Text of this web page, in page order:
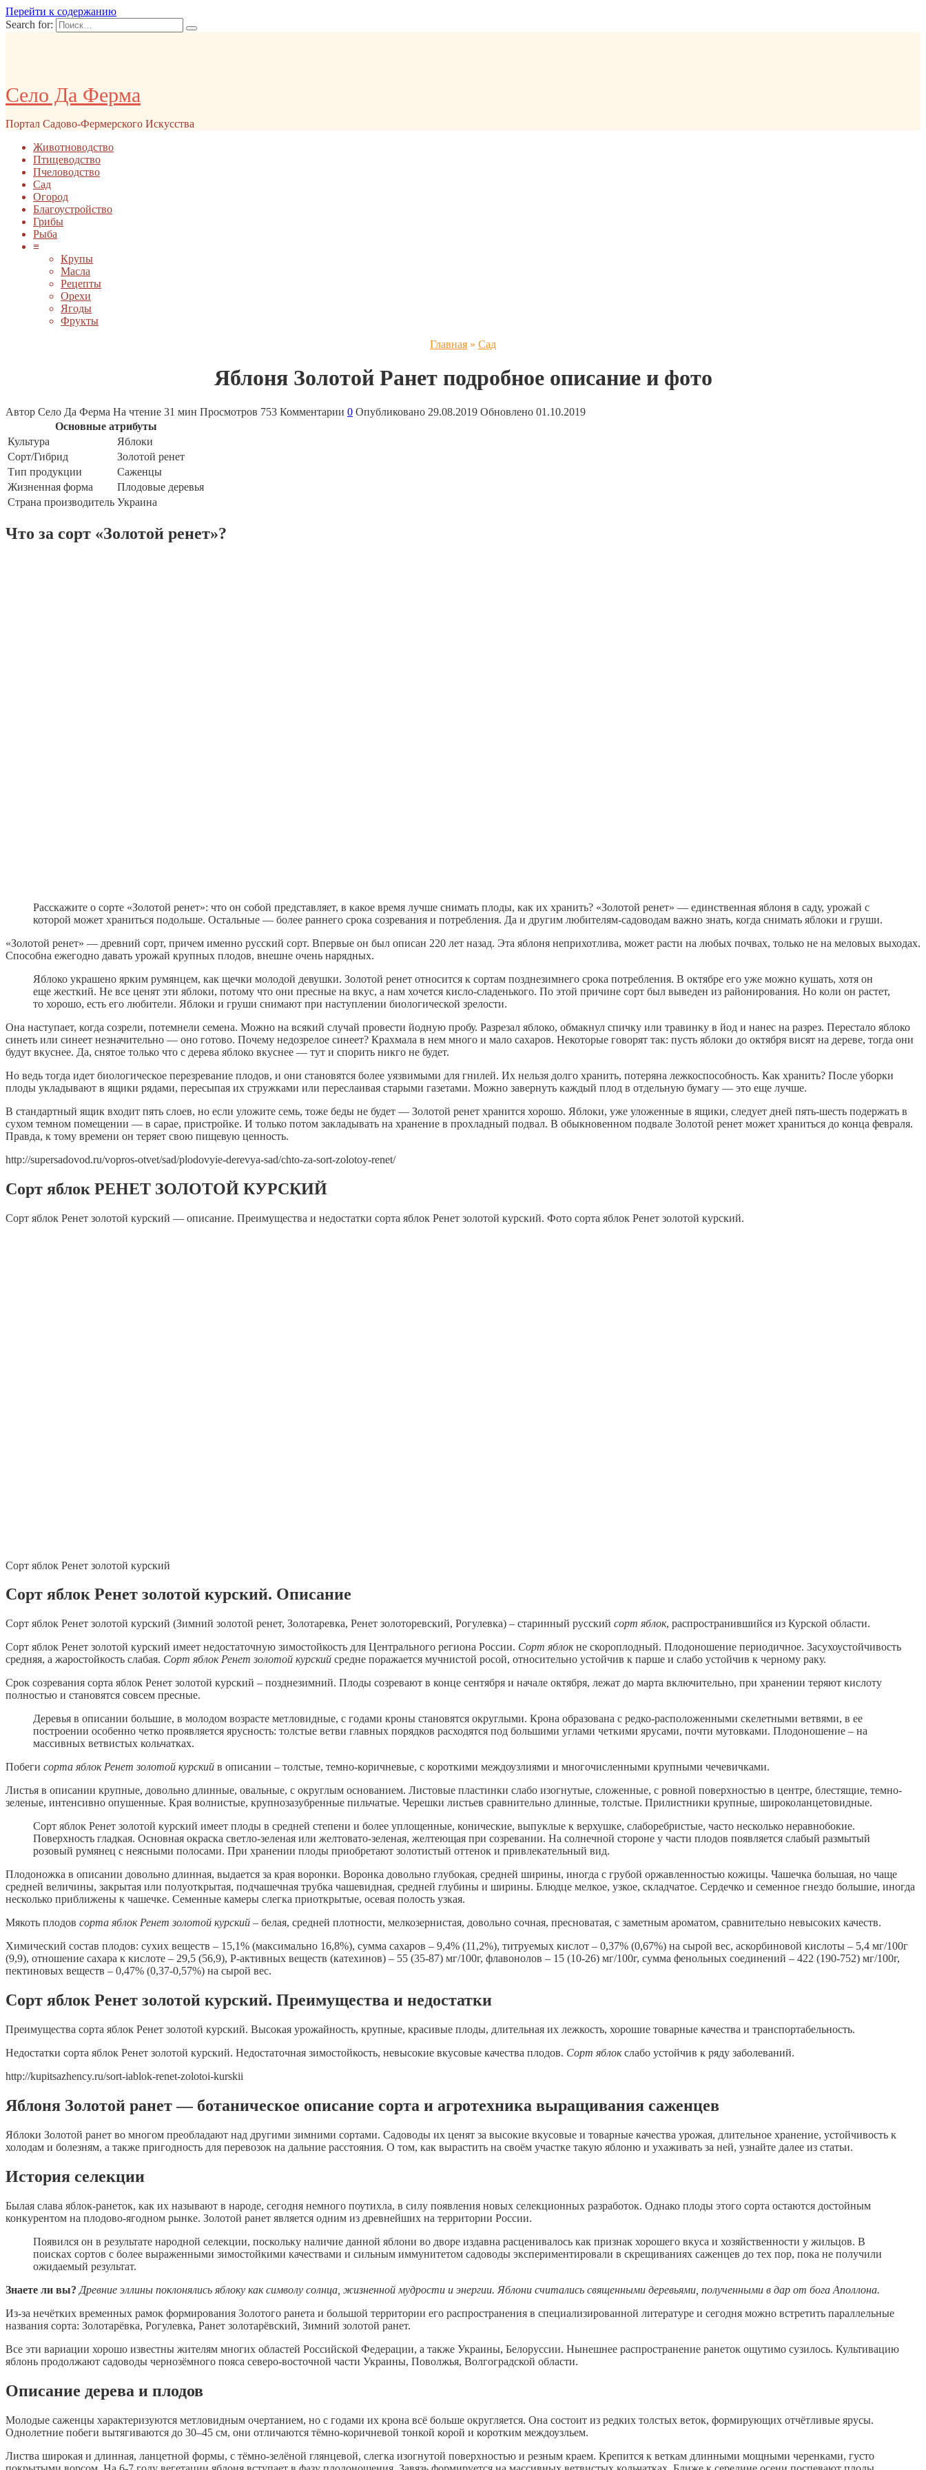
Перейти к содержанию
Search for:
Село Да Ферма
Портал Садово-Фермерского Искусства
Животноводство
Птицеводство
Пчеловодство
Сад
Огород
Благоустройство
Грибы
Рыба
≡
Крупы
Масла
Рецепты
Орехи
Ягоды
Фрукты
Главная » Сад
Яблоня Золотой Ранет подробное описание и фото
Автор Село Да Ферма На чтение 31 мин Просмотров 753 Комментарии 0 Опубликовано 29.08.2019 Обновлено 01.10.2019
Основные атрибуты
Культура
Яблоки
Сорт/Гибрид
Золотой ренет
Тип продукции
Саженцы
Жизненная форма
Плодовые деревья
Страна производитель Украина
Что за сорт «Золотой ренет»?
Расскажите о сорте «Золотой ренет»: что он собой представляет, в какое время лучше снимать плоды, как их хранить? «Золотой ренет» — единственная яблоня в саду, урожай с
которой может храниться подольше. Остальные — более раннего срока созревания и потребления. Да и другим любителям-садоводам важно знать, когда снимать яблоки и груши.
«Золотой ренет» — древний сорт, причем именно русский сорт. Впервые он был описан 220 лет назад. Эта яблоня неприхотлива, может расти на любых почвах, только не на меловых выходах.
Способна ежегодно давать урожай крупных плодов, внешне очень нарядных.
Яблоко украшено ярким румянцем, как щечки молодой девушки. Золотой ренет относится к сортам позднезимнего срока потребления. В октябре его уже можно кушать, хотя он
еще жесткий. Не все ценят эти яблоки, потому что они пресные на вкус, а нам хочется кисло-сладенького. По этой причине сорт был выведен из районирования. Но коли он растет,
то хорошо, есть его любители. Яблоки и груши снимают при наступлении биологической зрелости.
Она наступает, когда созрели, потемнели семена. Можно на всякий случай провести йодную пробу. Разрезал яблоко, обмакнул спичку или травинку в йод и нанес на разрез. Перестало яблоко
синеть или синеет незначительно — оно готово. Почему недозрелое синеет? Крахмала в нем много и мало сахаров. Некоторые говорят так: пусть яблоки до октября висят на дереве, тогда они
будут вкуснее. Да, снятое только что с дерева яблоко вкуснее — тут и спорить никго не будет.
Но ведь тогда идет биологическое перезревание плодов, и они становятся более уязвимыми для гнилей. Их нельзя долго хранить, потеряна лежкоспособность. Как хранить? После уборки
плоды укладывают в ящики рядами, пересыпая их стружками или переслаивая старыми газетами. Можно завернуть каждый плод в отдельную бумагу — это еще лучше.
В стандартный ящик входит пять слоев, но если уложите семь, тоже беды не будет — Золотой ренет хранится хорошо. Яблоки, уже уложенные в ящики, следует дней пять-шесть подержать в
сухом темном помещении — в сарае, пристройке. И только потом закладывать на хранение в прохладный подвал. В обыкновенном подвале Золотой ренет может храниться до конца февраля.
Правда, к тому времени он теряет свою пищевую ценность.
http://supersadovod.ru/vopros-otvet/sad/plodovyie-derevya-sad/chto-za-sort-zolotoy-renet/
Сорт яблок РЕНЕТ ЗОЛОТОЙ КУРСКИЙ
Сорт яблок Ренет золотой курский — описание. Преимущества и недостатки сорта яблок Ренет золотой курский. Фото сорта яблок Ренет золотой курский.
Сорт яблок Ренет золотой курский
Сорт яблок Ренет золотой курский. Описание
Сорт яблок Ренет золотой курский (Зимний золотой ренет, Золотаревка, Ренет золоторевский, Рогулевка) – старинный русский сорт яблок, распространившийся из Курской области.
Сорт яблок Ренет золотой курский имеет недостаточную зимостойкость для Центрального региона России. Сорт яблокне скороплодный. Плодоношение периодичное. Засухоустойчивость
средняя, а жаростойкость слабая. Сорт яблок Ренет золотой курский средне поражается мучнистой росой, относительно устойчив к парше и слабо устойчив к черному раку.
Срок созревания сорта яблок Ренет золотой курский – позднезимний. Плоды созревают в конце сентября и начале октября, лежат до марта включительно, при хранении теряют кислоту
полностью и становятся совсем пресные.
Деревья в описании большие, в молодом возрасте метловидные, с годами кроны становятся округлыми. Крона образована с редко-расположенными скелетными ветвями, в ее
построении особенно четко проявляется ярусность: толстые ветви главных порядков расходятся под большими углами четкими ярусами, почти мутовками. Плодоношение – на
массивных ветвистых кольчатках.
Побеги сорта яблок Ренет золотой курский в описании – толстые, темно-коричневые, с короткими междоузлиями и многочисленными крупными чечевичками.
Листья в описании крупные, довольно длинные, овальные, с округлым основанием. Листовые пластинки слабо изогнутые, сложенные, с ровной поверхностью в центре, блестящие, темно-
зеленые, интенсивно опушенные. Края волнистые, крупнозазубренные пильчатые. Черешки листьев сравнительно длинные, толстые. Прилистники крупные, широколанцетовидные.
Сорт яблок Ренет золотой курский имеет плоды в средней степени и более уплощенные, конические, выпуклые к верхушке, слаборебристые, часто несколько неравнобокие.
Поверхность гладкая. Основная окраска светло-зеленая или желтовато-зеленая, желтеющая при созревании. На солнечной стороне у части плодов появляется слабый размытый
розовый румянец с неясными полосами. При хранении плоды приобретают золотистый оттенок и привлекательный вид.
Плодоножка в описании довольно длинная, выдается за края воронки. Воронка довольно глубокая, средней ширины, иногда с грубой оржавленностью кожицы. Чашечка большая, но чаще
средней величины, закрытая или полуоткрытая, подчашечная трубка чашевидная, средней глубины и ширины. Блюдце мелкое, узкое, складчатое. Сердечко и семенное гнездо большие, иногда
несколько приближены к чашечке. Семенные камеры слегка приоткрытые, осевая полость узкая.
Мякоть плодов сорта яблок Ренет золотой курский – белая, средней плотности, мелкозернистая, довольно сочная, пресноватая, с заметным ароматом, сравнительно невысоких качеств.
Химический состав плодов: сухих веществ – 15,1% (максимально 16,8%), сумма сахаров – 9,4% (11,2%), титруемых кислот – 0,37% (0,67%) на сырой вес, аскорбиновой кислоты – 5,4 мг/100г
(9,9), отношение сахара к кислоте – 29,5 (56,9), Р-активных веществ (катехинов) – 55 (35-87) мг/100г, флавонолов – 15 (10-26) мг/100г, сумма фенольных соединений – 422 (190-752) мг/100г,
пектиновых веществ – 0,47% (0,37-0,57%) на сырой вес.
Сорт яблок Ренет золотой курский. Преимущества и недостатки
Преимущества сорта яблок Ренет золотой курский. Высокая урожайность, крупные, красивые плоды, длительная их лежкость, хорошие товарные качества и транспортабельность.
Недостатки сорта яблок Ренет золотой курский. Недостаточная зимостойкость, невысокие вкусовые качества плодов. Сорт яблокслабо устойчив к ряду заболеваний.
http://kupitsazhency.ru/sort-iablok-renet-zolotoi-kurskii
Яблоня Золотой ранет — ботаническое описание сорта и агротехника выращивания саженцев
Яблоки Золотой ранет во многом преобладают над другими зимними сортами. Садоводы их ценят за высокие вкусовые и товарные качества урожая, длительное хранение, устойчивость к
холодам и болезням, а также пригодность для перевозок на дальние расстояния. О том, как вырастить на своём участке такую яблоню и ухаживать за ней, узнайте далее из статьи.
История селекции
Былая слава яблок-ранеток, как их называют в народе, сегодня немного поутихла, в силу появления новых селекционных разработок. Однако плоды этого сорта остаются достойным
конкурентом на плодово-ягодном рынке. Золотой ранет является одним из древнейших на территории России.
Появился он в результате народной селекции, поскольку наличие данной яблони во дворе издавна расценивалось как признак хорошего вкуса и хозяйственности у жильцов. В
поисках сортов с более выраженными зимостойкими качествами и сильным иммунитетом садоводы экспериментировали в скрещиваниях саженцев до тех пор, пока не получили
ожидаемый результат.
Знаете ли вы? Древние эллины поклонялись яблоку как символу солнца, жизненной мудрости и энергии. Яблони считались священными деревьями, полученными в дар от бога Аполлона.
Из-за нечётких временных рамок формирования Золотого ранета и большой территории его распространения в специализированной литературе и сегодня можно встретить параллельные
названия сорта: Золотарёвка, Рогулевка, Ранет золотарёвский, Зимний золотой ранет.
Все эти вариации хорошо известны жителям многих областей Российской Федерации, а также Украины, Белоруссии. Нынешнее распространение ранеток ощутимо сузилось. Культивацию
яблонь продолжают садоводы чернозёмного пояса северо-восточной части Украины, Поволжья, Волгоградской области.
Описание дерева и плодов
Молодые саженцы характеризуются метловидным очертанием, но с годами их крона всё больше округляется. Она состоит из редких толстых веток, формирующих отчётливые ярусы.
Однолетние побеги вытягиваются до 30–45 см, они отличаются тёмно-коричневой тонкой корой и коротким междоузльем.
Листва широкая и длинная, ланцетной формы, с тёмно-зелёной глянцевой, слегка изогнутой поверхностью и резным краем. Крепится к веткам длинными мощными черенками, густо